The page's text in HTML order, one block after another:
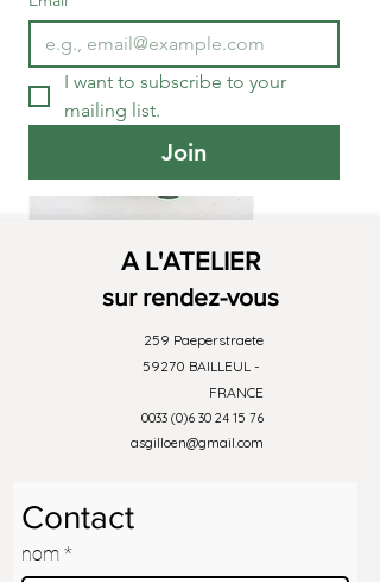
I want to subscribe to your
mailing list.
Join
A L'ATELIER
sur rendez-vous
259 Paeperstraete
59270 BAILLEUL -
FRANCE
0033 (0)6 30 24 15 76
asgilloen@gmail.com
nom *